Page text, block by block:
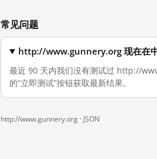
常见问题
http://www.gunnery.org 现在在
最近 90 天内我们没有测试过 http://
的“立即测试”按钮获取最新结果。
http://www.gunnery.org · JSON